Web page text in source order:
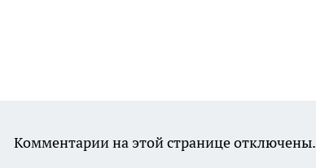
Комментарии на этой странице отключены.